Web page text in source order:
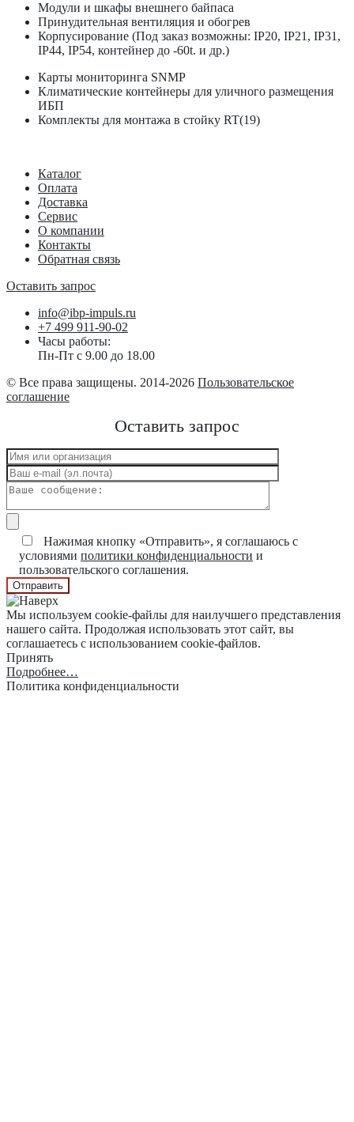
Модули и шкафы внешнего байпаса
Принудительная вентиляция и обогрев
Корпусирование (Под заказ возможны: IP20, IP21, IP31,
IP44, IP54, контейнер до -60t. и др.)
Карты мониторинга SNMP
Климатические контейнеры для уличного размещения
ИБП
Комплекты для монтажа в стойку RT(19)
Каталог
Оплата
Доставка
Сервис
О компании
Контакты
Обратная связь
Оставить запрос
info@ibp-impuls.ru
+7 499 911-90-02
Часы работы:
Пн-Пт с 9.00 до 18.00
© Все права защищены. 2014-2026 Пользовательское
соглашение
Оставить запрос
Нажимая кнопку «Отправить», я соглашаюсь с
условиями политики конфиденциальности и
пользовательского соглашения.
Мы используем cookie-файлы для наилучшего представления
нашего сайта. Продолжая использовать этот сайт, вы
соглашаетесь с использованием cookie-файлов.
Принять
Подробнее…
Политика конфиденциальности